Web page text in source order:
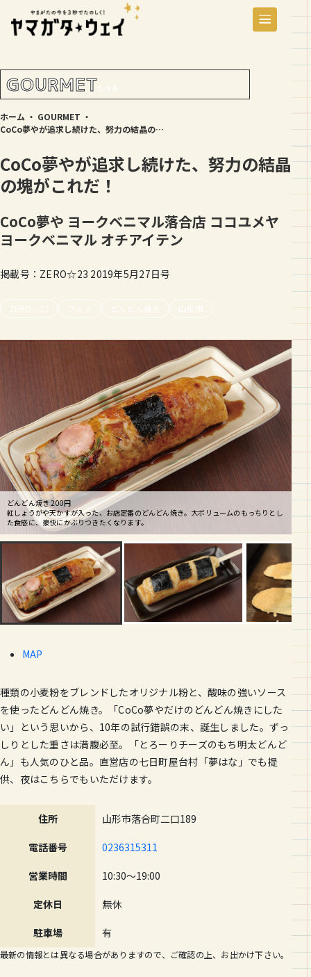
GOURMETたべる
ホーム ・ GOURMET ・
CoCo夢やが追求し続けた、努力の結晶の塊がこれだ！
CoCo夢やが追求し続けた、努力の結晶
の塊がこれだ！
CoCo夢や ヨークベニマル落合店 ココユメヤ
ヨークベニマル オチアイテン
掲載号：ZERO☆23 2019年5月27日号
ZERO☆23 グルメ どんどん焼き 山形市
どんどん焼き 200円
紅しょうがや天かすが入った、お店定番のどんどん焼き。大ボリュームのもっちりとし
た食感に、豪快にかぶりつきたくなります。
シャケマヨどんどん 300円
最上義光没後400年記念につくられたこちら。シャケ好きだったという義光にあやか
り、3つの海苔で最上家の家紋を表しています。
シャケとマヨネーズ、ネギのペーストをのせていきます。巻き終えた生地にたっぷりと
あしらうのは、フジ味噌醤油の生醤油。
MAP
種類の小麦粉をブレンドしたオリジナル粉と、酸味の強いソース
を使ったどんどん焼き。「CoCo夢やだけのどんどん焼きにした
い」という思いから、10年の試行錯誤の末、誕生しました。ずっ
しりとした重さは満腹必至。「とろーりチーズのもち明太どんど
ん」も人気のひと品。直営店の七日町屋台村「夢はな」でも提
供、夜はこちらでもいただけます。
住所 山形市落合町二口189
電話番号 0236315311
営業時間 10:30〜19:00
定休日 無休
駐車場 有
最新の情報とは異なる場合がありますので、ご確認の上、お出かけ下さい。